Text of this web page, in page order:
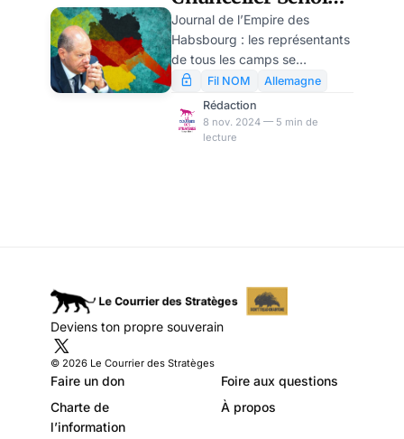
fait alliance avec
l’industrie de
l’armement, par
Ulrike Reisner
Journal de l’Empire des
Habsbourg : les représentants
de tous les camps se
disputent la souveraineté
d’interprétation des
conséquences de l’éviction du
FDP de la coalition
avec les Etats-Unis et l’OTAN.
En y regardant de plus près, il
apparaît que les cartes d’Olaf
Scholz ne sont pas aussi
mauvaises qu’on
Fil NOM
Allemagne
Rédaction
8 nov. 2024 — 5 min de
lecture
Deviens ton propre souverain
© 2026 Le Courrier des Stratèges
Faire un don
Foire aux questions
Charte de
l’information
À propos